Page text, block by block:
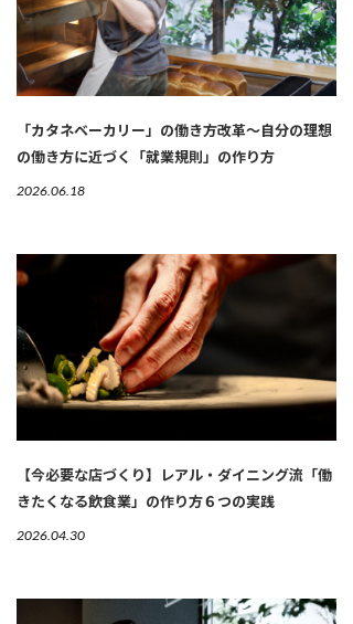
「カタネベーカリー」の働き方改革～自分の理想
の働き方に近づく「就業規則」の作り方
2026.06.18
【今必要な店づくり】レアル・ダイニング流「働
きたくなる飲食業」の作り方６つの実践
2026.04.30